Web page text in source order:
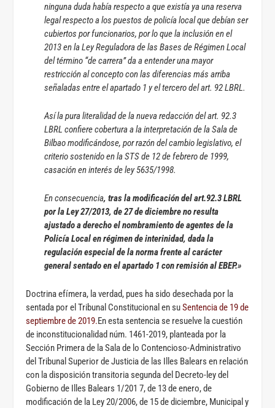
ninguna duda había respecto a que existía ya una reserva
legal respecto a los puestos de policía local que debían ser
cubiertos por funcionarios, por lo que la inclusión en el
2013 en la Ley Reguladora de las Bases de Régimen Local
del término “de carrera” da a entender una mayor
restricción al concepto con las diferencias más arriba
señaladas entre el apartado 1 y el tercero del art. 92 LBRL.
Así la pura literalidad de la nueva redacción del art. 92.3
LBRL confiere cobertura a la interpretación de la Sala de
Bilbao modificándose, por razón del cambio legislativo, el
criterio sostenido en la STS de 12 de febrero de 1999,
casación en interés de ley 5635/1998.
En consecuencia, tras la modificación del art.92.3 LBRL
por la Ley 27/2013, de 27 de diciembre no resulta
ajustado a derecho el nombramiento de agentes de la
Policía Local en régimen de interinidad, dada la
regulación especial de la norma frente al carácter
general sentado en el apartado 1 con remisión al EBEP.»
Doctrina efímera, la verdad, pues ha sido desechada por la
sentada por el Tribunal Constitucional en suSentencia de 19 de
septiembre de 2019.En esta sentencia se resuelve la cuestión
de inconstitucionalidad núm. 1461-2019, planteada por la
Sección Primera de la Sala de lo Contencioso-Administrativo
del Tribunal Superior de Justicia de las Illes Balears en relación
con la disposición transitoria segunda del Decreto-ley del
Gobierno de Illes Balears 1/201 7, de 13 de enero, de
modificación de la Ley 20/2006, de 15 de diciembre, Municipal y